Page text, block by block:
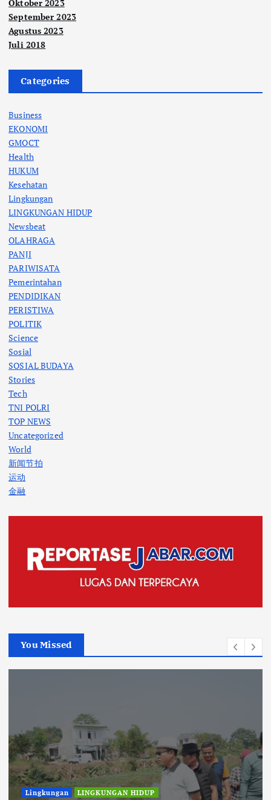
Oktober 2023
September 2023
Agustus 2023
Juli 2018
Categories
Business
EKONOMI
GMOCT
Health
HUKUM
Kesehatan
Lingkungan
LINGKUNGAN HIDUP
Newsbeat
OLAHRAGA
PANJI
PARIWISATA
Pemerintahan
PENDIDIKAN
PERISTIWA
POLITIK
Science
Sosial
SOSIAL BUDAYA
Stories
Tech
TNI POLRI
TOP NEWS
Uncategorized
World
新闻节拍
运动
金融
You Missed
Lingkungan LINGKUNGAN HIDUP